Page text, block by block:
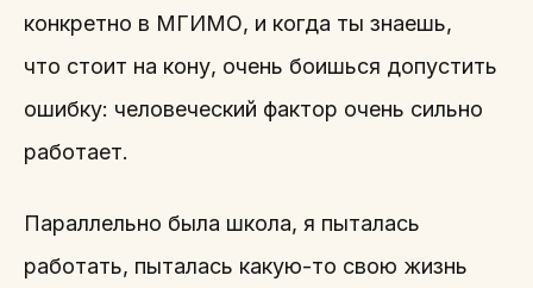
конкретно в МГИМО, и когда ты знаешь,
что стоит на кону, очень боишься допустить
ошибку: человеческий фактор очень сильно
работает.
Параллельно была школа, я пыталась
работать, пыталась какую-то свою жизнь